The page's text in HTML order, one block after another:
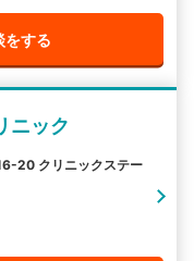
をする
ニック
20 クリニックステー